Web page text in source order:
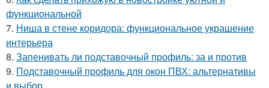
функциональной
7. Ниша в стене коридора: функциональное украшение
интерьера
8. Запенивать ли подставочный профиль: за и против
9. Подставочный профиль для окон ПВХ: альтернативы